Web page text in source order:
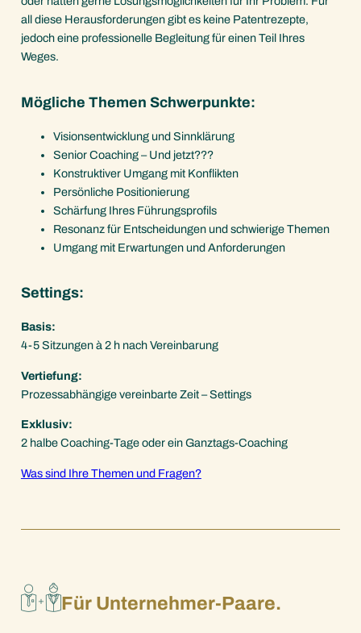
all diese Herausforderungen gibt es keine Patentrezepte,
jedoch eine professionelle Begleitung für einen Teil Ihres
Weges.
Mögliche Themen Schwerpunkte:
Visionsentwicklung und Sinnklärung
Senior Coaching – Und jetzt???
Konstruktiver Umgang mit Konflikten
Persönliche Positionierung
Schärfung Ihres Führungsprofils
Resonanz für Entscheidungen und schwierige Themen
Umgang mit Erwartungen und Anforderungen
Settings:
Basis:
4-5 Sitzungen à 2 h nach Vereinbarung
Vertiefung:
Prozessabhängige vereinbarte Zeit – Settings
Exklusiv:
2 halbe Coaching-Tage oder ein Ganztags-Coaching
Was sind Ihre Themen und Fragen?
Für Unternehmer-Paare.